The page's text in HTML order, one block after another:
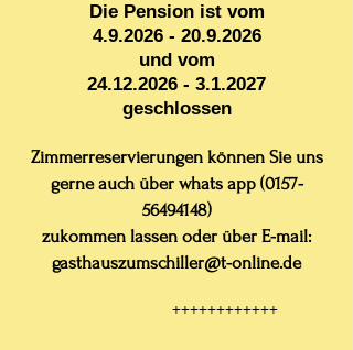
Die Pension ist vom
4.9.2026 - 20.9.2026
und vom
24.12.2026 - 3.1.2027
geschlossen
Zimmerreservierungen können Sie uns
gerne auch über whats app (0157-
56494148)
zukommen lassen oder über E-mail:
gasthauszumschiller@t-online.de
++++++++++++